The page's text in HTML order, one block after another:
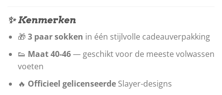
✨ Kenmerken
🎁 3 paar sokken in één stijlvolle cadeauverpakking
👟 Maat 40-46— geschikt voor de meeste volwassen
voeten
🔥 Officieel gelicenseerdeSlayer-designs